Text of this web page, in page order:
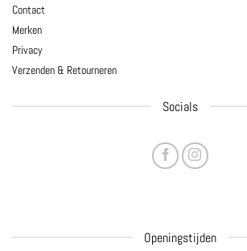
Contact
Merken
Privacy
Verzenden & Retourneren
Socials
Openingstijden